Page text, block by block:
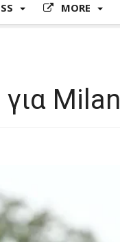
MORE
Milan